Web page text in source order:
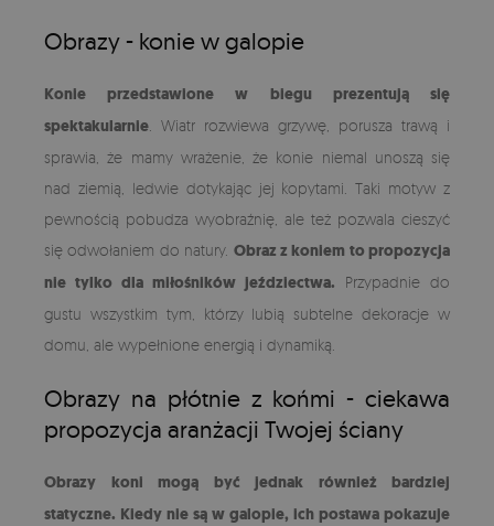
Obrazy - konie w galopie
Konie przedstawione w biegu prezentują się
spektakularnie . Wiatr rozwiewa grzywę, porusza trawą i
sprawia, że mamy wrażenie, że konie niemal unoszą się
nad ziemią, ledwie dotykając jej kopytami. Taki motyw z
pewnością pobudza wyobraźnię, ale też pozwala cieszyć
się odwołaniem do natury. Obraz z koniem to propozycja
nie tylko dla miłośników jeździectwa. Przypadnie do
gustu wszystkim tym, którzy lubią subtelne dekoracje w
domu, ale wypełnione energią i dynamiką.
Obrazy na płótnie z końmi - ciekawa
propozycja aranżacji Twojej ściany
Obrazy koni mogą być jednak również bardziej
statyczne. Kiedy nie są w galopie, ich postawa pokazuje